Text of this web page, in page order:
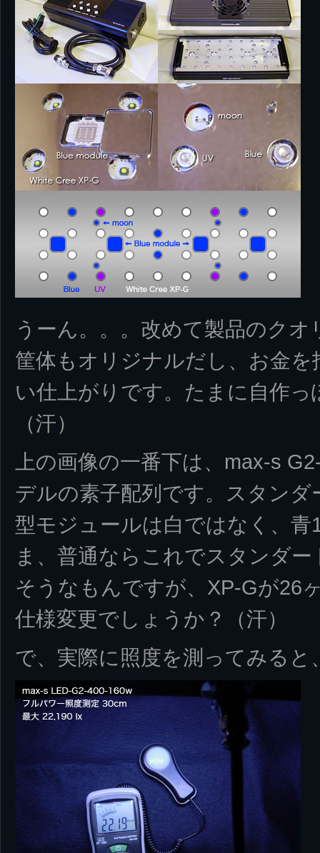
うーん。。。改めて製品のク
筐体もオリジナルだし、お金
い仕上がりです。たまに自作
（汗）
上の画像の一番下は、max-s
デルの素子配列です。スタン
型モジュールは白ではなく、
ま、普通ならこれでスタンダ
そうなもんですが、XP-Gが26
仕様変更でしょうか？（汗）
で、実際に照度を測ってみると